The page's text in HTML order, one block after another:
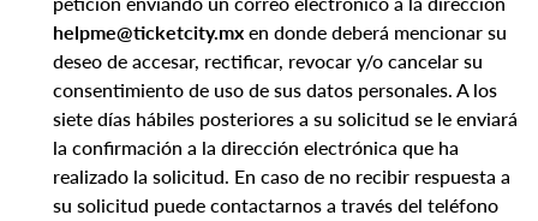
helpme@ticketcity.mx en donde deberá mencionar su
deseo de accesar, rectificar, revocar y/o cancelar su
consentimiento de uso de sus datos personales. A los
siete días hábiles posteriores a su solicitud se le enviará
la confirmación a la dirección electrónica que ha
realizado la solicitud. En caso de no recibir respuesta a
su solicitud puede contactarnos a través del teléfono